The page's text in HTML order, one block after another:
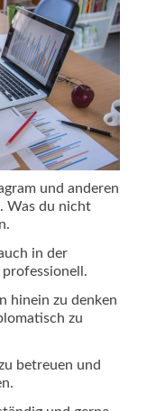
und anderen
Was du nicht
in der
hinein zu denken
zu
betreuen und